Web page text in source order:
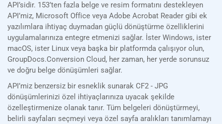
API’sidir. 153’ten fazla belge ve resim formatını destekleyen
API’miz, Microsoft Office veya Adobe Acrobat Reader gibi ek
yazılımlara ihtiyaç duymadan güçlü dönüştürme özelliklerini
uygulamalarınıza entegre etmenizi sağlar. İster Windows, ister
macOS, ister Linux veya başka bir platformda çalışıyor olun,
GroupDocs.Conversion Cloud, her zaman, her yerde sorunsuz
ve doğru belge dönüşümleri sağlar.
API’miz benzersiz bir esneklik sunarak CF2 - JPG
dönüşümlerinizi özel ihtiyaçlarınıza uyacak şekilde
özelleştirmenize olanak tanır. Tüm belgeleri dönüştürmeyi,
belirli sayfaları seçmeyi veya özel sayfa aralıkları tanımlamayı